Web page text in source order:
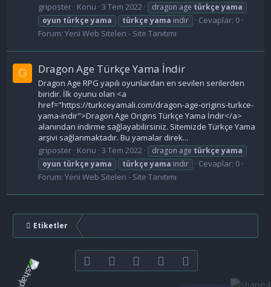
griposter Konu 3 Tem 2022 dragon age türkçe yama
oyun türkçe yama türkçe yama indir
Cevaplar: 0
Forum:Yeni Web Siteleri - Site Tanıtımı
G Dragon Age Türkçe Yama İndir
Dragon Age RPG yapılı oyunlardan en sevilen serilerden
biridir. İlk oyunu olan <a
href="https://turkceyamali.com/dragon-age-origins-turkce-
yama-indir">Dragon Age Origins Türkçe Yama İndir</a>
alanından indirme sağlayabilirsiniz. Sitemizde Türkçe Yama
arşivi sağlanmaktadır. Bu yamalar direk...
griposter Konu 3 Tem 2022 dragon age türkçe yama
oyun türkçe yama türkçe yama indir
Cevaplar: 0
Forum:Yeni Web Siteleri - Site Tanıtımı
Etiketler
FacebookTwitter youtubeBize ulaşın